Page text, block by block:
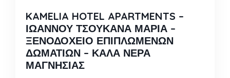
KAMELIA HOTEL APARTMENTS –
ΙΩΑΝΝΟΥ ΤΣΟΥΚΑΝΑ ΜΑΡΙΑ –
ΞΕΝΟΔΟΧΕΙΟ ΕΠΙΠΛΩΜΕΝΩΝ
ΔΩΜΑΤΙΩΝ – ΚΑΛΑ ΝΕΡΑ
ΜΑΓΝΗΣΙΑΣ